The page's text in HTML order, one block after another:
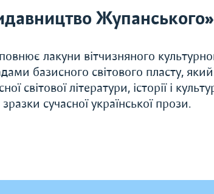
Жупанського»
лакуни вітчизняного
базисного світового пласту,
світової літератури, історії і
сучасної української прози.